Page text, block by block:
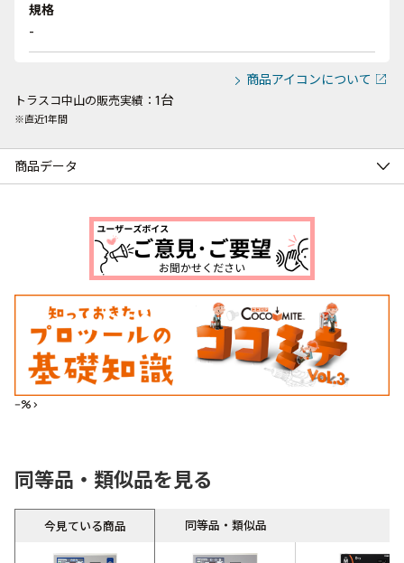
規格
-
商品アイコンについて
トラスコ中山の販売実績： 1台
※直近1年間
商品データ
--%>
同等品・類似品を見る
今見ている商品 同等品・類似品